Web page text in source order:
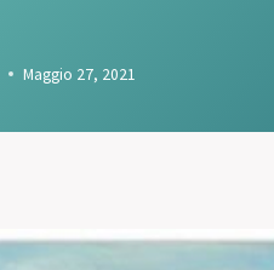
Maggio 27, 2021